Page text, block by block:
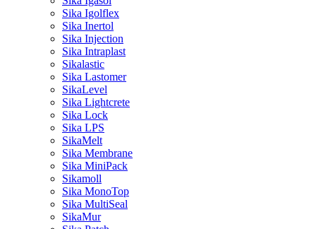
Sika Igolflex
Sika Inertol
Sika Injection
Sika Intraplast
Sikalastic
Sika Lastomer
SikaLevel
Sika Lightcrete
Sika Lock
Sika LPS
SikaMelt
Sika Membrane
Sika MiniPack
Sikamoll
Sika MonoTop
Sika MultiSeal
SikaMur